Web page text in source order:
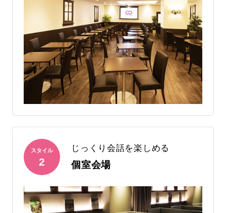
スタイル
2
じっくり会話を楽しめる
個室会場